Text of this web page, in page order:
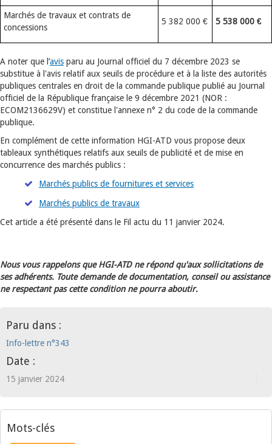
Marchés de travaux et contrats de
concessions
5 382 000 € 5 538 000 €
A noter que l’avis paru au Journal officiel du 7 décembre 2023 se
substitue à l'avis relatif aux seuils de procédure et à la liste des autorités
publiques centrales en droit de la commande publique publié au Journal
officiel de la République française le 9 décembre 2021 (NOR :
ECOM2136629V) et constitue l'annexe n° 2 du code de la commande
publique.
En complément de cette information HGI-ATD vous propose deux
tableaux synthétiques relatifs aux seuils de publicité et de mise en
concurrence des marchés publics :
Marchés publics de fournitures et services
Marchés publics de travaux
Cet article a été présenté dans le Fil actu du 11 janvier 2024.
Nous vous rappelons que HGI-ATD ne répond qu'aux sollicitations de
ses adhérents. Toute demande de documentation, conseil ou assistance
ne respectant pas cette condition ne pourra aboutir.
Paru dans :
Info-lettre n°343
Date :
15 janvier 2024
Mots-clés